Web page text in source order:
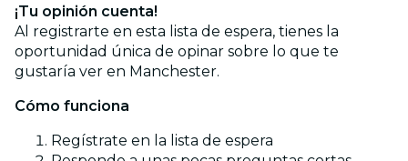
¡Tu opinión cuenta!
Al registrarte en esta lista de espera, tienes la
oportunidad única de opinar sobre lo que te
gustaría ver en Manchester.
Cómo funciona
Regístrate en la lista de espera